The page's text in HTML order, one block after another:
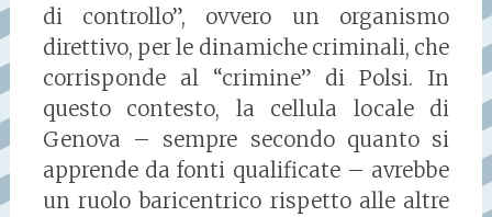
di controllo”, ovvero un organismo
direttivo, per le dinamiche criminali, che
corrisponde al “crimine” di Polsi. In
questo contesto, la cellula locale di
Genova – sempre secondo quanto si
apprende da fonti qualificate – avrebbe
un ruolo baricentrico rispetto alle altre